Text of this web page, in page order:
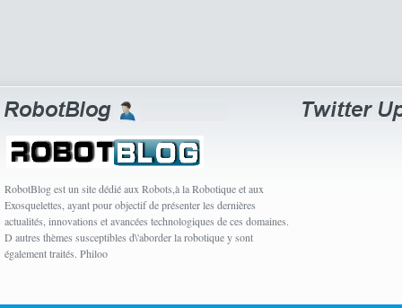
RobotBlog est un site dédié aux Robots,à la Robotique et aux
Exosquelettes, ayant pour objectif de présenter les dernières
actualités, innovations et avancées technologiques de ces domaines.
D autres thèmes susceptibles d\'aborder la robotique y sont
également traités. Philoo